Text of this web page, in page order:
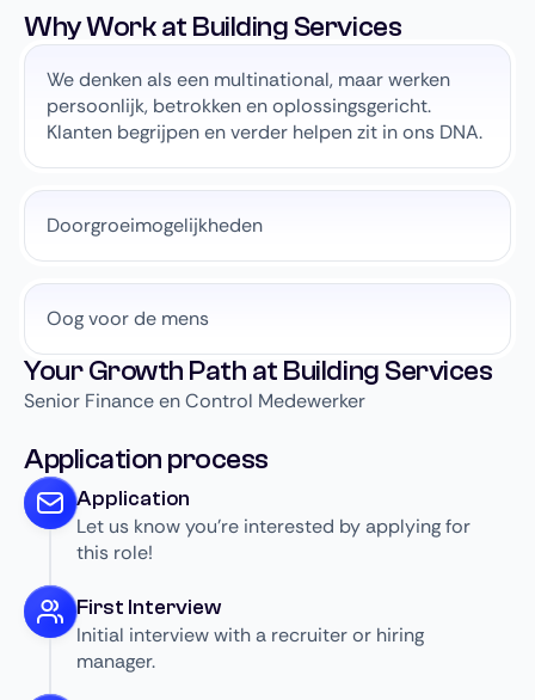
Why Work at Building Services
We denken als een multinational, maar werken
persoonlijk, betrokken en oplossingsgericht.
Klanten begrijpen en verder helpen zit in ons DNA.
Doorgroeimogelijkheden
Oog voor de mens
Your Growth Path at Building Services
Senior Finance en Control Medewerker
Application process
Application
Let us know you’re interested by applying for
this role!
First Interview
Initial interview with a recruiter or hiring
manager.